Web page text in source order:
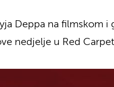
Deppa na filmskom
nedjelje u Red